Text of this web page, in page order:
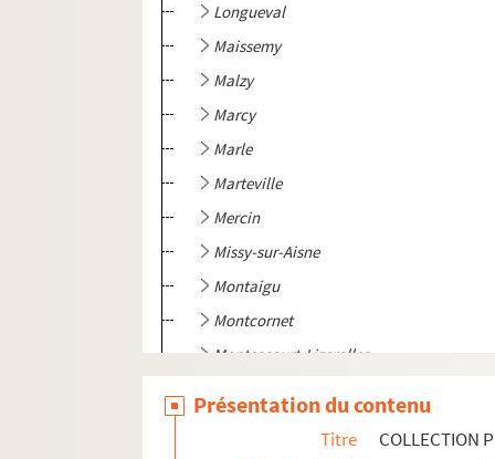
Longueval
Maissemy
Malzy
Marcy
Marle
Marteville
Mercin
Missy-sur-Aisne
Montaigu
Montcornet
Montescourt-Lizerolles
Présentation du contenu
Titre
COLLECTION